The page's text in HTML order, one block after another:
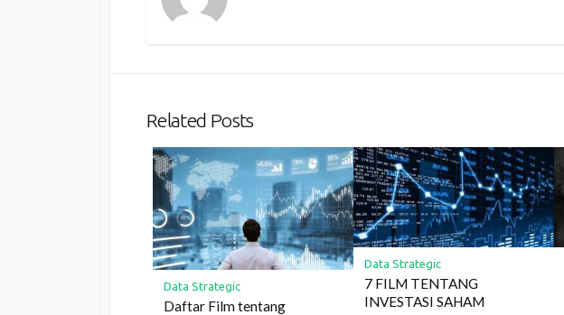
Related Posts
Data Strategic
Daftar Film tentang
Data Strategic
7 FILM TENTANG
INVESTASI SAHAM